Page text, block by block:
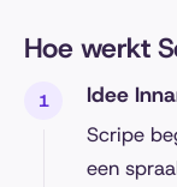
Hoe werkt
Idee
Scripe
een